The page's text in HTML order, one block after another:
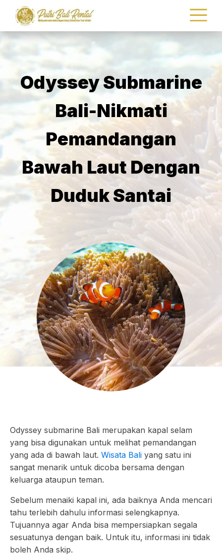
Odyssey Submarine
Bali-Nikmati
Pemandangan
Bawah Laut Dengan
Duduk Santai
Odyssey submarine Bali merupakan kapal selam
yang bisa digunakan untuk melihat pemandangan
yang ada di bawah laut. Wisata Bali yang satu ini
sangat menarik untuk dicoba bersama dengan
keluarga ataupun teman.
Sebelum menaiki kapal ini, ada baiknya Anda mencari
tahu terlebih dahulu informasi selengkapnya.
Tujuannya agar Anda bisa mempersiapkan segala
sesuatunya dengan baik. Untuk itu, informasi ini tidak
boleh Anda skip.